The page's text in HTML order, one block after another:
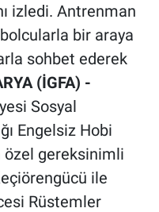
izledi. Antrenman
bir araya
sohbet ederek
(İGFA) -
Sosyal
Engelsiz Hobi
gereksinimli
ile
Rüstemler